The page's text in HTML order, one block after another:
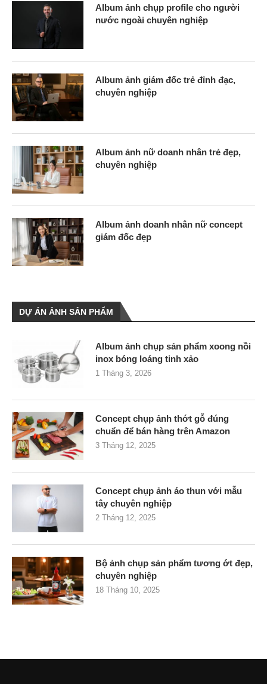
Album ảnh chụp profile cho người
nước ngoài chuyên nghiệp
Album ảnh giám đốc trẻ đỉnh đạc,
chuyên nghiệp
Album ảnh nữ doanh nhân trẻ đẹp,
chuyên nghiệp
Album ảnh doanh nhân nữ concept
giám đốc đẹp
DỰ ÁN ẢNH SẢN PHẨM
Album ảnh chụp sản phẩm xoong nồi
inox bóng loáng tinh xảo
1 Tháng 3, 2026
Concept chụp ảnh thớt gỗ đúng
chuẩn để bán hàng trên Amazon
3 Tháng 12, 2025
Concept chụp ảnh áo thun với mẫu
tây chuyên nghiệp
2 Tháng 12, 2025
Bộ ảnh chụp sản phẩm tương ớt đẹp,
chuyên nghiệp
18 Tháng 10, 2025